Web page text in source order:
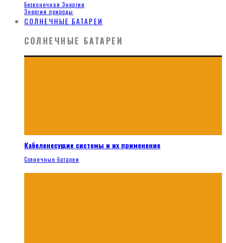
Бесконечная Энергия
Энергия природы
СОЛНЕЧНЫЕ БАТАРЕИ
СОЛНЕЧНЫЕ БАТАРЕИ
Кабеленесущие системы и их применение
Солнечные батареи